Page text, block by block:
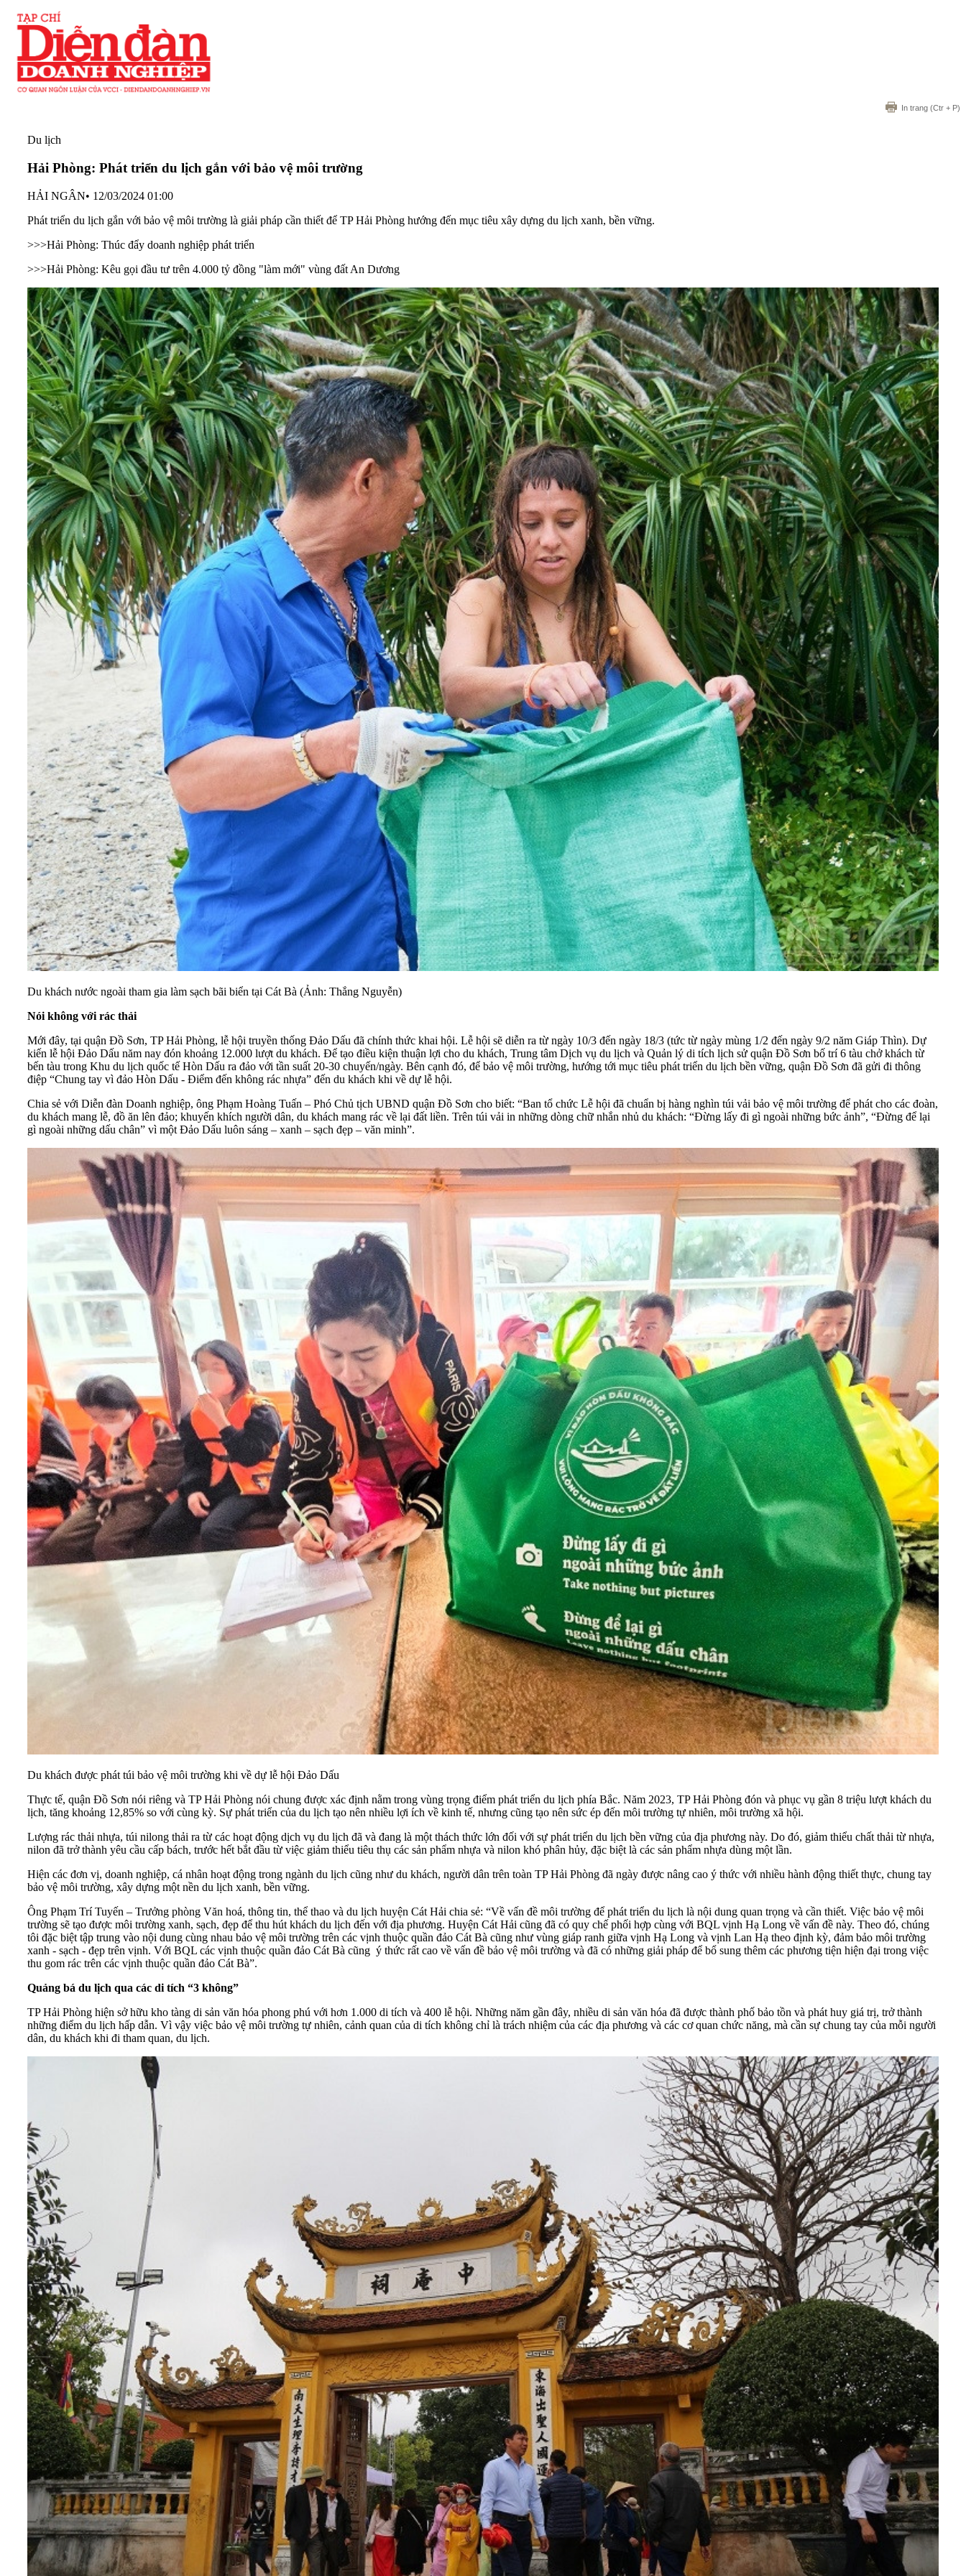
In trang (Ctr + P)
Du lịch
Hải Phòng: Phát triển du lịch gắn với bảo vệ môi trường
HẢI NGÂN• 12/03/2024 01:00
Phát triển du lịch gắn với bảo vệ môi trường là giải pháp cần thiết để TP Hải Phòng hướng đến mục tiêu xây dựng du lịch xanh, bền vững.
>>>Hải Phòng: Thúc đẩy doanh nghiệp phát triển
>>>Hải Phòng: Kêu gọi đầu tư trên 4.000 tỷ đồng "làm mới" vùng đất An Dương
Du khách nước ngoài tham gia làm sạch bãi biển tại Cát Bà (Ảnh: Thắng Nguyễn)
Nói không với rác thải
Mới đây, tại quận Đồ Sơn, TPHải Phòng, lễ hội truyền thống Đảo Dấu đã chính thức khai hội. Lễ hội sẽ diễn ra từ ngày 10/3 đến ngày 18/3 (tức từ ngày mùng 1/2 đến ngày 9/2 năm Giáp Thìn). Dự
kiến lễ hội Đảo Dấu năm nay đón khoảng 12.000 lượt du khách. Để tạo điều kiện thuận lợi cho du khách, Trung tâm Dịch vụ du lịch và Quản lý di tích lịch sử quận Đồ Sơn bố trí 6 tàu chở khách từ
bến tàu trong Khu du lịch quốc tế Hòn Dấu ra đảo với tần suất 20-30 chuyến/ngày. Bên cạnh đó, để bảo vệ môi trường, hướng tới mục tiêu phát triển du lịch bền vững, quận Đồ Sơn đã gửi đi thông
điệp “Chung tay vì đảo Hòn Dấu - Điểm đến không rác nhựa” đến du khách khi về dự lễ hội.
Chia sẻ với Diễn đàn Doanh nghiệp, ông Phạm Hoàng Tuấn – Phó Chủ tịch UBND quận Đồ Sơn cho biết: “Ban tổ chức Lễ hội đã chuẩn bị hàng nghìn túi vải bảo vệ môi trường để phát cho các đoàn,
du khách mang lễ, đồ ăn lên đảo; khuyến khích người dân, du khách mang rác về lại đất liền. Trên túi vải in những dòng chữ nhắn nhủ du khách: “Đừng lấy đi gì ngoài những bức ảnh”, “Đừng để lại
gì ngoài những dấu chân” vì một Đảo Dấu luôn sáng – xanh – sạch đẹp – văn minh”.
Du khách được phát túi bảo vệ môi trường khi về dự lễ hội Đảo Dấu
Thực tế, quận Đồ Sơn nói riêng và TP Hải Phòng nói chung được xác định nằm trong vùng trọng điểm phát triển du lịch phía Bắc. Năm 2023, TP Hải Phòng đón và phục vụ gần 8 triệu lượt khách du
lịch, tăng khoảng 12,85% so với cùng kỳ. Sự phát triển của du lịch tạo nên nhiều lợi ích về kinh tế, nhưng cũng tạo nên sức ép đến môi trường tự nhiên, môi trường xã hội.
Lượng rác thải nhựa, túi nilong thải ra từ các hoạt động dịch vụ du lịch đã và đang là một thách thức lớn đối với sự phát triển du lịch bền vững của địa phương này. Do đó, giảm thiểu chất thải từ nhựa,
nilon đã trở thành yêu cầu cấp bách, trước hết bắt đầu từ việc giảm thiểu tiêu thụ các sản phẩm nhựa và nilon khó phân hủy, đặc biệt là các sản phẩm nhựa dùng một lần.
Hiện các đơn vị, doanh nghiệp, cá nhân hoạt động trong ngành du lịch cũng như du khách, người dân trên toàn TP Hải Phòng đã ngày được nâng cao ý thức với nhiều hành động thiết thực, chung tay
bảo vệ môi trường, xây dựng một nền du lịch xanh, bền vững.
Ông Phạm Trí Tuyến – Trưởng phòng Văn hoá, thông tin, thể thao và du lịch huyện Cát Hải chia sẻ: “Về vấn đề môi trường để phát triển du lịch là nội dung quan trọng và cần thiết. Việc bảo vệ môi
trường sẽ tạo được môi trường xanh, sạch, đẹp để thu hút khách du lịch đến với địa phương. Huyện Cát Hải cũng đã có quy chế phối hợp cùng với BQL vịnh Hạ Long về vấn đề này. Theo đó, chúng
tôi đặc biệt tập trung vào nội dung cùng nhau bảo vệ môi trường trên các vịnh thuộc quần đảo Cát Bà cũng như vùng giáp ranh giữa vịnh Hạ Long và vịnh Lan Hạ theo định kỳ, đảm bảo môi trường
xanh - sạch - đẹp trên vịnh. Với BQL các vịnh thuộc quần đảo Cát Bà cũng ý thức rất cao về vấn đề bảo vệ môi trường và đã có những giải pháp để bổ sung thêm các phương tiện hiện đại trong việc
thu gom rác trên các vịnh thuộc quần đảo Cát Bà”.
Quảng bá du lịch qua các di tích “3 không”
TP Hải Phòng hiện sở hữu kho tàng di sản văn hóa phong phú với hơn 1.000 di tích và 400 lễ hội. Những năm gần đây, nhiều di sản văn hóa đã được thành phố bảo tồn và phát huy giá trị, trở thành
những điểm du lịch hấp dẫn. Vì vậy việc bảo vệ môi trường tự nhiên, cảnh quan của di tích không chỉ là trách nhiệm của các địa phương và các cơ quan chức năng, mà cần sự chung tay của mỗi người
dân, du khách khi đi tham quan, du lịch.